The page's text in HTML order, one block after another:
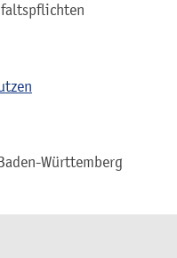
Württemberg